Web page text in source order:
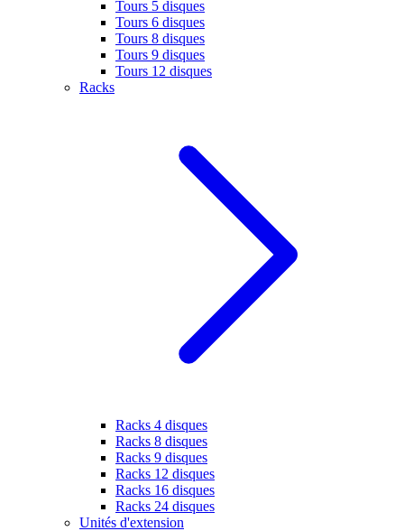
Tours 5 disques
Tours 6 disques
Tours 8 disques
Tours 9 disques
Tours 12 disques
Racks
Racks 4 disques
Racks 8 disques
Racks 9 disques
Racks 12 disques
Racks 16 disques
Racks 24 disques
Unités d'extension